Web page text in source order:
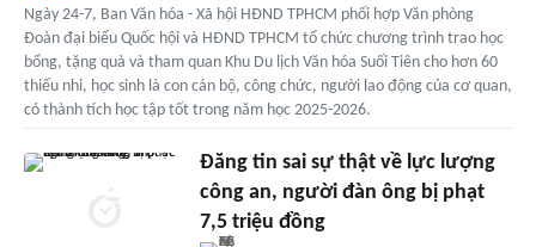
Ngày 24-7, Ban Văn hóa - Xã hội HĐND TPHCM phối hợp Văn phòng
Đoàn đại biểu Quốc hội và HĐND TPHCM tổ chức chương trình trao học
bổng, tặng quà và tham quan Khu Du lịch Văn hóa Suối Tiên cho hơn 60
thiếu nhi, học sinh là con cán bộ, công chức, người lao động của cơ quan,
có thành tích học tập tốt trong năm học 2025-2026.
Đăng tin sai sự thật về lực lượng
công an, người đàn ông bị phạt
7,5 triệu đồng